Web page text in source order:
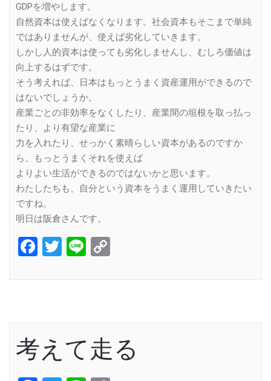
GDPを増やします。
自然資本は使えばなくなります。社会資本もそこまで単純
ではありませんが、使えば劣化していきます。
しかし人的資本は使っても劣化しませんし、むしろ価値は
向上するはずです。
そう考えれば、日本はもっとうまく資産運用ができるので
はないでしょうか。
産業ごとの非効率をなくしたり、産業間の垣根を取っ払っ
たり、より有望な産業に
力を入れたり、せっかく素晴らしい資本があるのですか
ら、もっとうまくそれを使えば
よりよい生活ができるのではないかと思います。
わたしたちも、自分という資本をうまく運用していきたい
ですね。
明日は阪倉さんです。
Facebook
Twitter
Line
考えて走る